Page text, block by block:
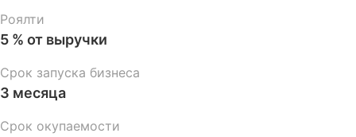
Роялти
5 % от выручки
Срок запуска бизнеса
3 месяца
Срок окупаемости